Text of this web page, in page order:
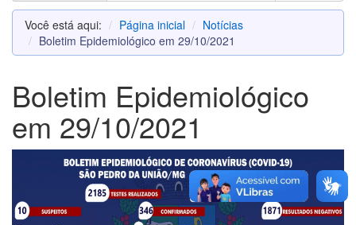
Você está aqui: Página inicial
Notícias
Boletim Epidemiológico em 29/10/2021
Boletim Epidemiológico
em 29/10/2021